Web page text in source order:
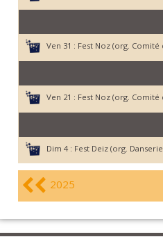
Ven 31 : Fest Noz (org.
Ven 21 : Fest Noz (org.
Dim 4 : Fest Deiz (org.
2025